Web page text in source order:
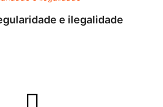
e ilegalidade